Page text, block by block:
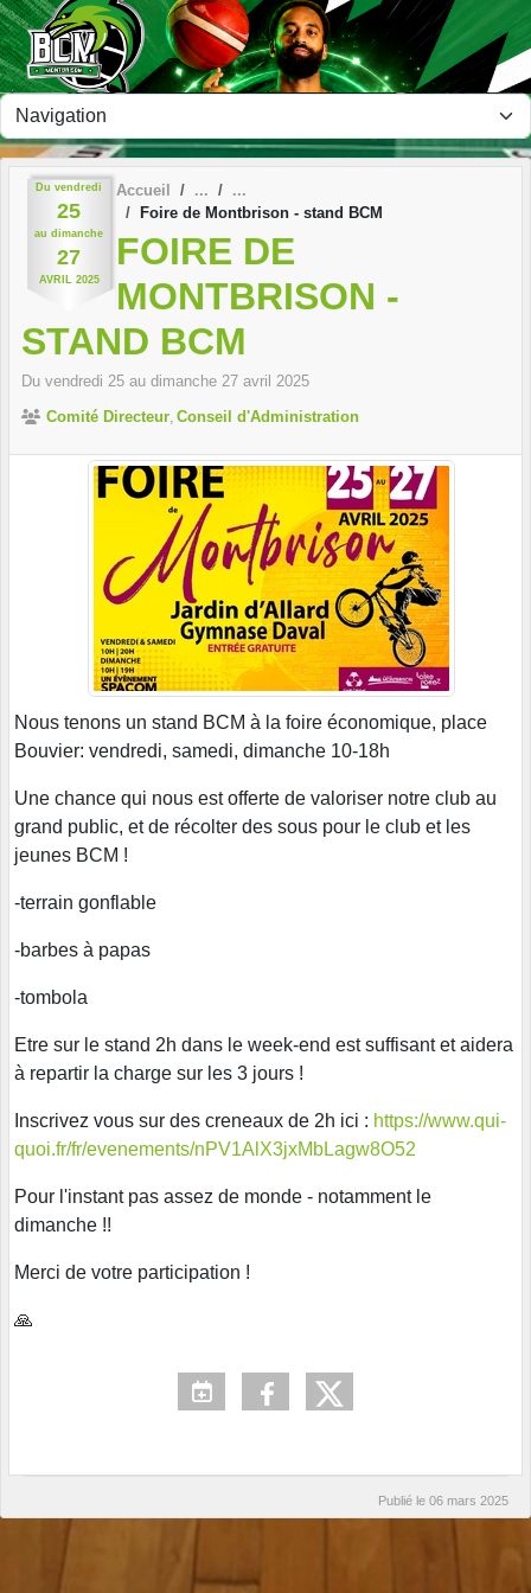
Du vendredi
25
au dimanche
27
AVRIL 2025
Accueil
Foire de Montbrison - stand BCM
FOIRE DE
MONTBRISON -
STAND BCM
Du vendredi 25 au dimanche 27 avril 2025
Comité Directeur Conseil d'Administration
Nous tenons un stand BCM à la foire économique, place
Bouvier: vendredi, samedi, dimanche 10-18h
Une chance qui nous est offerte de valoriser notre club au
grand public, et de récolter des sous pour le club et les
jeunes BCM !
-terrain gonflable
-barbes à papas
-tombola
Etre sur le stand 2h dans le week-end est suffisant et aidera
à repartir la charge sur les 3 jours !
Inscrivez vous sur des creneaux de 2h ici : https://www.qui-
quoi.fr/fr/evenements/nPV1AlX3jxMbLagw8O52
Pour l'instant pas assez de monde - notamment le
dimanche !!
Merci de votre participation !
🙏
Publié le 06 mars 2025
Panneau de gestion des cookies